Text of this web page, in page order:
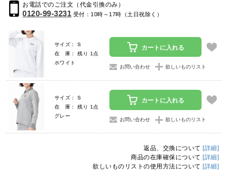
お電話でのご注文（代金引換のみ）
0120-99-3231 受付：10時～17時（土日祝除く）
サイズ： S
在 庫： 残り 1点
ホワイト
カートに入れる
お問い合わせ 欲しいものリスト
サイズ： S
在 庫： 残り 1点
グレー
カートに入れる
お問い合わせ 欲しいものリスト
返品、交換について [詳細]
商品の在庫確保について [詳細]
欲しいものリストの使用方法について [詳細]